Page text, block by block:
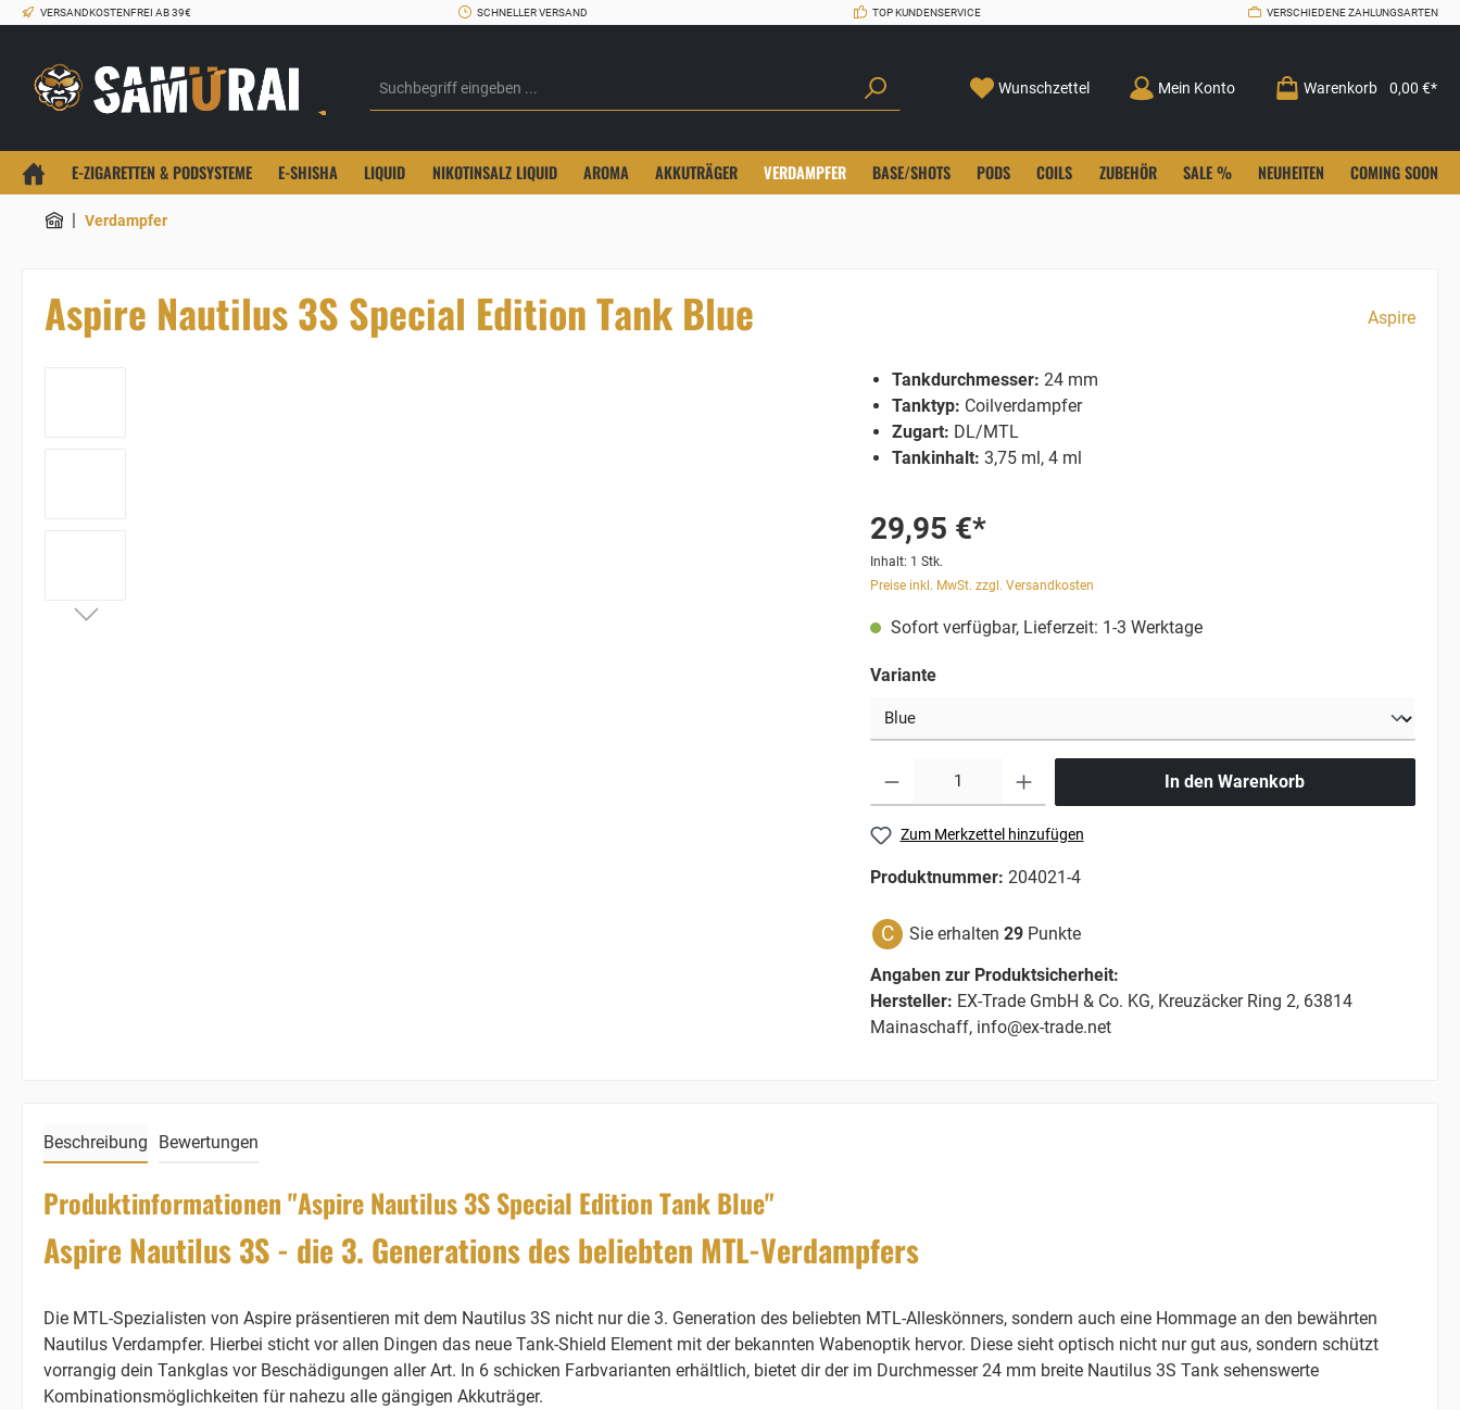
VERSANDKOSTENFREI AB 39€ SCHNELLER VERSAND TOP KUNDENSERVICE VERSCHIEDENE ZAHLUNGSARTEN
Wunschzettel Mein Konto Warenkorb 0,00 €*
E-ZIGARETTEN & PODSYSTEME E-SHISHA LIQUID NIKOTINSALZ LIQUID AROMA AKKUTRÄGER VERDAMPFER BASE/SHOTS PODS COILS ZUBEHÖR SALE % NEUHEITEN COMING SOON
| Verdampfer
Aspire Nautilus 3S Special Edition Tank Blue Aspire
Tankdurchmesser: 24 mm
Tanktyp: Coilverdampfer
Zugart: DL/MTL
Tankinhalt: 3,75 ml, 4 ml
29,95 €*
Inhalt: 1 Stk.
Preise inkl. MwSt. zzgl. Versandkosten
Sofort verfügbar, Lieferzeit: 1-3 Werktage
Variante
In den Warenkorb
Zum Merkzettel hinzufügen
Produktnummer: 204021-4
C Sie erhalten 29 Punkte
Angaben zur Produktsicherheit:
Hersteller: EX-Trade GmbH & Co. KG, Kreuzäcker Ring 2, 63814
Mainaschaff, info@ex-trade.net
Beschreibung Bewertungen
Produktinformationen "Aspire Nautilus 3S Special Edition Tank Blue"
Aspire Nautilus 3S - die 3. Generations des beliebten MTL-Verdampfers
Die MTL-Spezialisten von Aspire präsentieren mit dem Nautilus 3S nicht nur die 3. Generation des beliebten MTL-Alleskönners, sondern auch eine Hommage an den bewährten
Nautilus Verdampfer. Hierbei sticht vor allen Dingen das neue Tank-Shield Element mit der bekannten Wabenoptik hervor. Diese sieht optisch nicht nur gut aus, sondern schützt
vorrangig dein Tankglas vor Beschädigungen aller Art. In 6 schicken Farbvarianten erhältlich, bietet dir der im Durchmesser 24 mm breite Nautilus 3S Tank sehenswerte
Kombinationsmöglichkeiten für nahezu alle gängigen Akkuträger.